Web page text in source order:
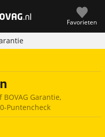
Favorieten
Garantie,
Puntencheck